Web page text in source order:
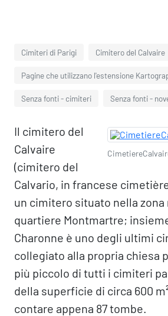
Cimiteri di Parigi Cimitero del Calvaire
Pagine che utilizzano l'estensione
Senza fonti - cimiteri Senza fonti -
Il cimitero del
Calvaire
(cimitero del
Calvario, in francese
un cimitero situato nella zona
quartiere Montmartre;
Charonne è uno degli ultimi
collegiato alla propria chiesa
più piccolo di tutti i cimiteri
della superficie di circa 600
contare appena 87 tombe.